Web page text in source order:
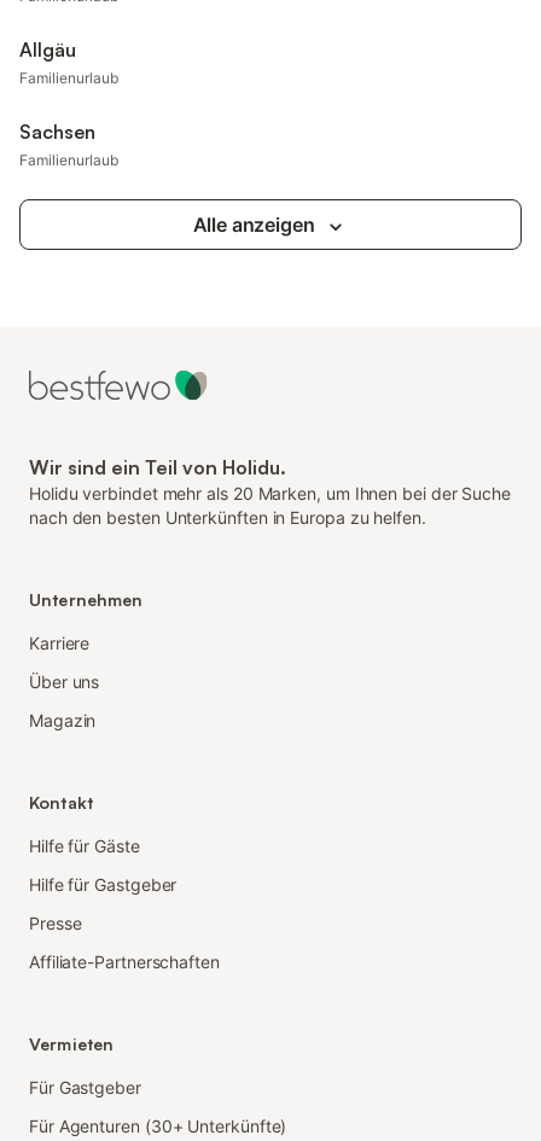
Allgäu
Familienurlaub
Sachsen
Familienurlaub
Alle anzeigen
Wir sind ein Teil von Holidu.
Holidu verbindet mehr als 20 Marken, um Ihnen bei der Suche
nach den besten Unterkünften in Europa zu helfen.
Unternehmen
Karriere
Über uns
Magazin
Kontakt
Hilfe für Gäste
Hilfe für Gastgeber
Presse
Affiliate-Partnerschaften
Vermieten
Für Gastgeber
Für Agenturen (30+ Unterkünfte)